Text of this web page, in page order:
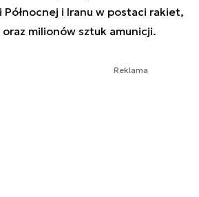
Północnej i Iranu w postaci rakiet,
milionów sztuk amunicji.
Reklama